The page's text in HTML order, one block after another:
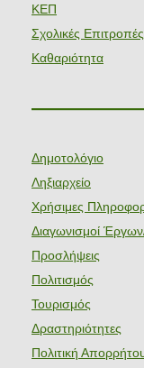
ΚΕΠ
Σχολικές Επιτροπές
Καθαριότητα
Δημοτολόγιο
Ληξιαρχείο
Χρήσιμες
Διαγωνισμοί
Προσλήψεις
Πολιτισμός
Τουρισμός
Δραστηριότητες
Πολιτική